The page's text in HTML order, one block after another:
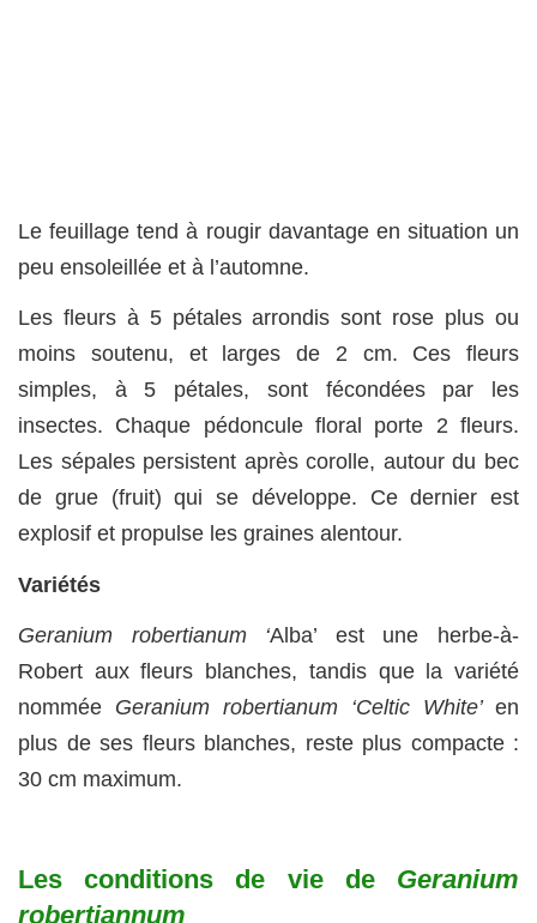
Le feuillage tend à rougir davantage en situation un
peu ensoleillée et à l’automne.
Les fleurs à 5 pétales arrondis sont rose plus ou
moins soutenu, et larges de 2 cm. Ces fleurs
simples, à 5 pétales, sont fécondées par les
insectes. Chaque pédoncule floral porte 2 fleurs.
Les sépales persistent après corolle, autour du bec
de grue (fruit) qui se développe. Ce dernier est
explosif et propulse les graines alentour.
Variétés
Geranium robertianum ‘Alba’ est une herbe-à-
Robert aux fleurs blanches, tandis que la variété
nommée Geranium robertianum ‘Celtic White’ en
plus de ses fleurs blanches, reste plus compacte :
30 cm maximum.
Les conditions de vie de Geranium
robertiannum